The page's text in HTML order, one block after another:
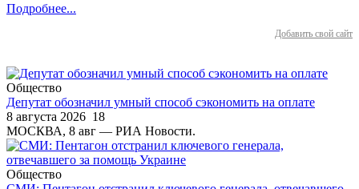
Подробнее...
Добавить свой сайт
Общество
Депутат обозначил умный способ сэкономить на оплате
8 августа 2026 18
МОСКВА, 8 авг — РИА Новости.
Общество